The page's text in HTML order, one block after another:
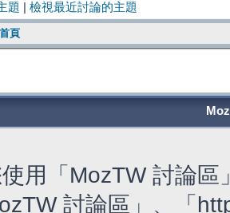
題 檢視最近討論的主題
頁
用「MozTW 討論
討論區」、「